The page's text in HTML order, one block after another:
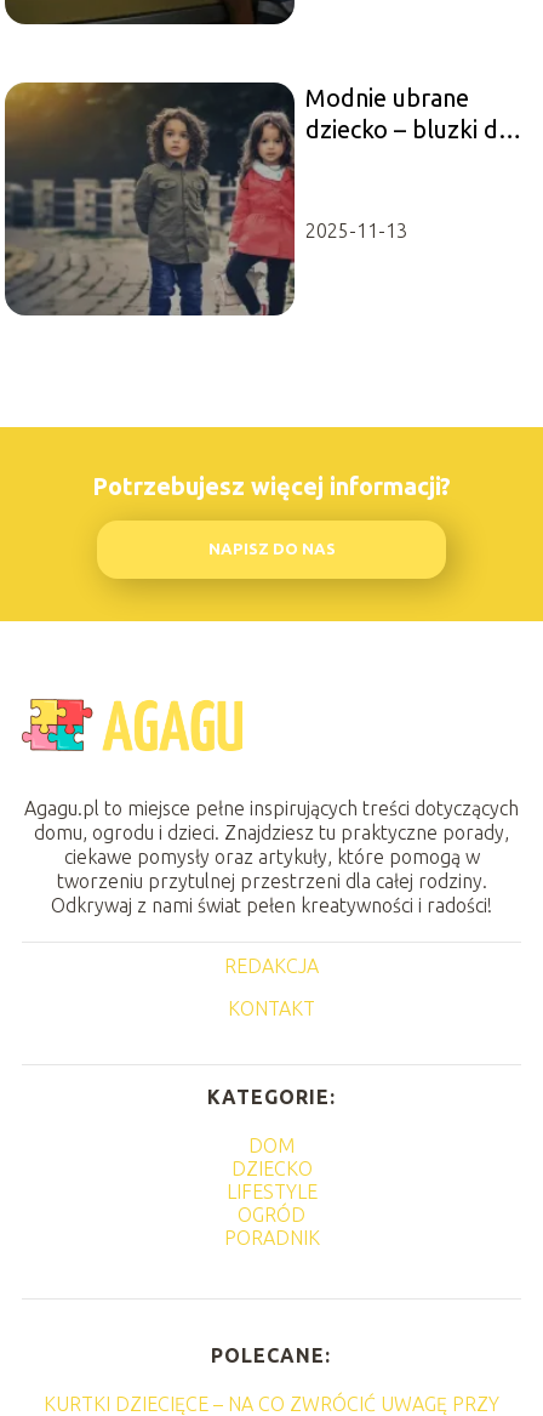
Modnie ubrane
dziecko – bluzki dla
2025-11-13
Potrzebujesz więcej informacji?
NAPISZ DO NAS
Agagu.pl to miejsce pełne inspirujących treści dotyczących
domu, ogrodu i dzieci. Znajdziesz tu praktyczne porady,
ciekawe pomysły oraz artykuły, które pomogą w
tworzeniu przytulnej przestrzeni dla całej rodziny.
Odkrywaj z nami świat pełen kreatywności i radości!
REDAKCJA
KONTAKT
KATEGORIE:
DOM
DZIECKO
LIFESTYLE
OGRÓD
PORADNIK
POLECANE:
KURTKI DZIECIĘCE – NA CO ZWRÓCIĆ UWAGĘ PRZY